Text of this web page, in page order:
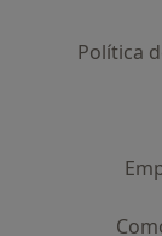
Política